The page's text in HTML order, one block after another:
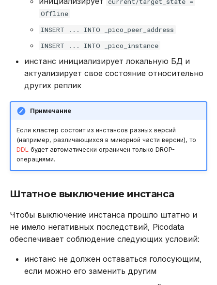
Offline
INSERT ... INTO _pico_peer_address
INSERT ... INTO _pico_instance
инстанс инициализирует локальную БД и
актуализирует свое состояние относительно
других реплик
Примечание
Если кластер состоит из инстансов разных версий
(например, различающихся в минорной части версии), то
DDLбудет автоматически ограничен только DROP-
операциями.
Штатное выключение инстанса
Чтобы выключение инстанса прошло штатно и
не имело негативных последствий, Picodata
обеспечивает соблюдение следующих условий:
инстанс не должен оставаться голосующим,
если можно его заменить другим